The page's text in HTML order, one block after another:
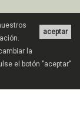
aceptar
la
el botón "aceptar"